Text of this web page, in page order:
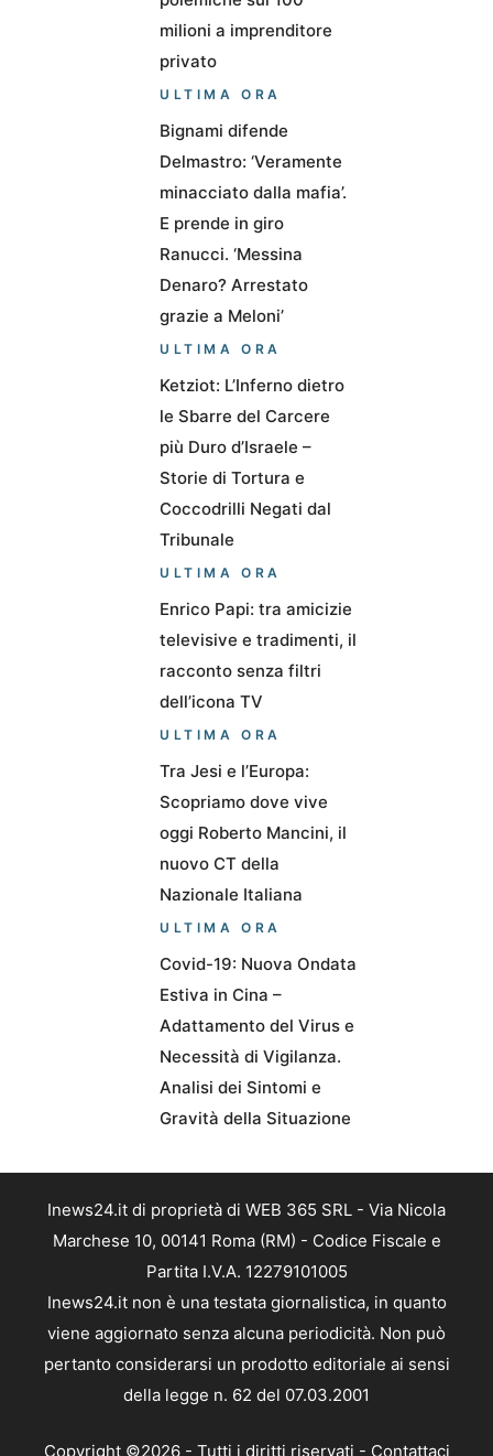
milioni a imprenditore
privato
ULTIMA ORA
Bignami difende
Delmastro: ‘Veramente
minacciato dalla mafia’.
E prende in giro
Ranucci. ‘Messina
Denaro? Arrestato
grazie a Meloni’
ULTIMA ORA
Ketziot: L’Inferno dietro
le Sbarre del Carcere
più Duro d’Israele –
Storie di Tortura e
Coccodrilli Negati dal
Tribunale
ULTIMA ORA
Enrico Papi: tra amicizie
televisive e tradimenti, il
racconto senza filtri
dell’icona TV
ULTIMA ORA
Tra Jesi e l’Europa:
Scopriamo dove vive
oggi Roberto Mancini, il
nuovo CT della
Nazionale Italiana
ULTIMA ORA
Covid-19: Nuova Ondata
Estiva in Cina –
Adattamento del Virus e
Necessità di Vigilanza.
Analisi dei Sintomi e
Gravità della Situazione
Inews24.it di proprietà di WEB 365 SRL - Via Nicola
Marchese 10, 00141 Roma (RM) - Codice Fiscale e
Partita I.V.A. 12279101005
Inews24.it non è una testata giornalistica, in quanto
viene aggiornato senza alcuna periodicità. Non può
pertanto considerarsi un prodotto editoriale ai sensi
della legge n. 62 del 07.03.2001
Copyright ©2026 - Tutti i diritti riservati - Contattaci